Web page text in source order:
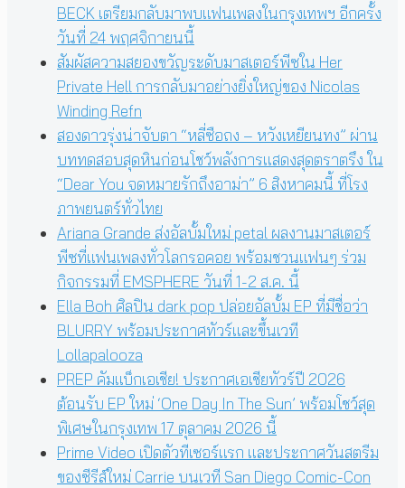
BECK เตรียมกลับมาพบแฟนเพลงในกรุงเทพฯ อีกครั้ง
วันที่ 24 พฤศจิกายนนี้
สัมผัสความสยองขวัญระดับมาสเตอร์พีซใน Her
Private Hell การกลับมาอย่างยิ่งใหญ่ของ Nicolas
Winding Refn
สองดาวรุ่งน่าจับตา “หลี่ซือถง – หวังเหยียนทง” ผ่าน
บททดสอบสุดหินก่อนโชว์พลังการแสดงสุดตราตรึง ใน
“Dear You จดหมายรักถึงอาม่า” 6 สิงหาคมนี้ ที่โรง
ภาพยนตร์ทั่วไทย
Ariana Grande ส่งอัลบั้มใหม่ petal ผลงานมาสเตอร์
พีซที่แฟนเพลงทั่วโลกรอคอย พร้อมชวนแฟนๆ ร่วม
กิจกรรมที่ EMSPHERE วันที่ 1-2 ส.ค. นี้
Ella Boh ศิลปิน dark pop ปล่อยอัลบั้ม EP ที่มีชื่อว่า
BLURRY พร้อมประกาศทัวร์และขึ้นเวที
Lollapalooza
PREP คัมแบ็กเอเชีย! ประกาศเอเชียทัวร์ปี 2026
ต้อนรับ EP ใหม่ ‘One Day In The Sun’ พร้อมโชว์สุด
พิเศษในกรุงเทพ 17 ตุลาคม 2026 นี้
Prime Video เปิดตัวทีเซอร์แรก และประกาศวันสตรีม
ของซีรีส์ใหม่ Carrie บนเวที San Diego Comic-Con